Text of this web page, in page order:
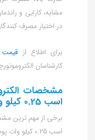
مشابه، کارایی و
در اختیار مصرف
برای اطلاع از قیمت
کارشناسان
اسب 0.25 کیلو وات پوسته آلومینیوم
اسب 0.25 کیلو وات پوسته آلومینیوم به شرح زیر است: